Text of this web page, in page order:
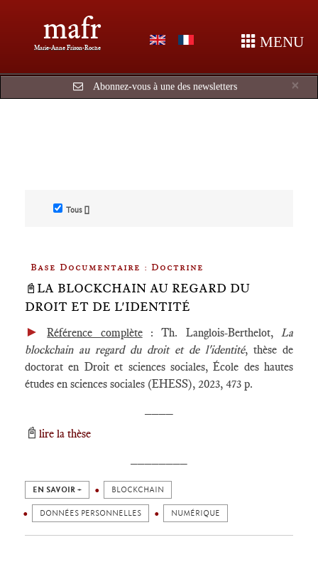
mafr
Marie-Anne Frison-Roche MENU
×
Abonnez-vous à une des newsletters
Tous []
Base Documentaire : Doctrine
📓LA BLOCKCHAIN AU REGARD DU
DROIT ET DE L'IDENTITÉ
►Référence complète: Th. Langlois-Berthelot,La
blockchain au regard du droit et de l'identité, thèse de
doctorat en Droit et sciences sociales, École des hautes
études en sciences sociales (EHESS), 2023, 473 p.
📓 lire la thèse
EN SAVOIR + BLOCKCHAIN
DONNÉES PERSONNELLES NUMÉRIQUE